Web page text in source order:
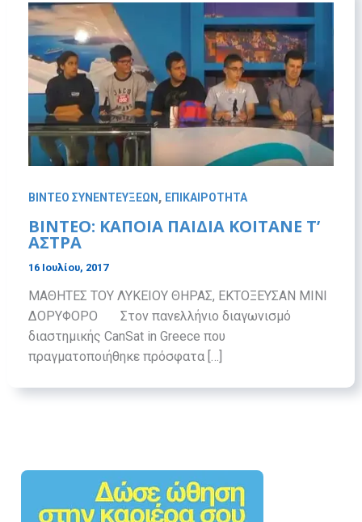
ΒΙΝΤΕΟ ΣΥΝΕΝΤΕΥΞΕΩΝ , ΕΠΙΚΑΙΡΟΤΗΤΑ
ΒΙΝΤΕΟ: ΚΑΠΟΙΑ ΠΑΙΔΙΑ ΚΟΙΤΑΝΕ Τ’
ΑΣΤΡΑ
16 Ιουλίου, 2017
ΜΑΘΗΤΕΣ ΤΟΥ ΛΥΚΕΙΟΥ ΘΗΡΑΣ, ΕΚΤΟΞΕΥΣΑΝ ΜΙΝΙ
ΔΟΡΥΦΟΡΟ Στον πανελλήνιο διαγωνισμό
διαστημικής CanSat in Greece που
πραγματοποιήθηκε πρόσφατα […]